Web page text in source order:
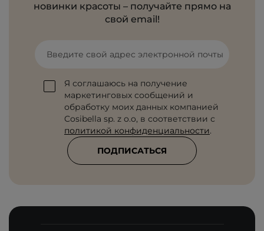
новинки красоты – получайте прямо на
свой email!
Введите свой адрес электронной почты
Я соглашаюсь на получение
маркетинговых сообщений и
обработку моих данных компанией
Cosibella sp. z o.o, в соответствии с
политикой конфиденциальности.
ПОДПИСАТЬСЯ